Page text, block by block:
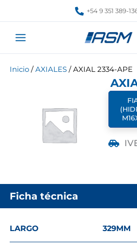
+54 9 351 389-
Inicio /AXIALES / AXIAL 2334-APE
Ficha técnica
LARGO 329MM